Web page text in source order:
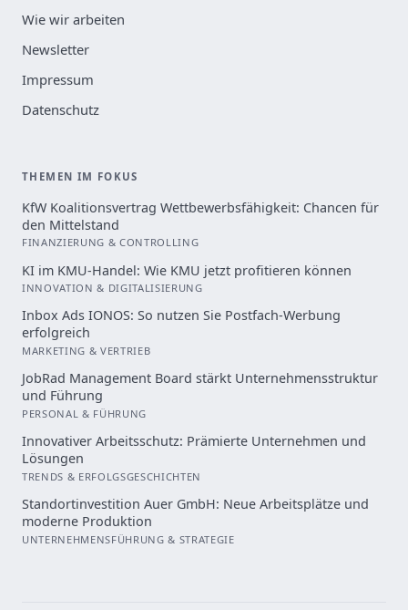
Wie wir arbeiten
Newsletter
Impressum
Datenschutz
THEMEN IM FOKUS
KfW Koalitionsvertrag Wettbewerbsfähigkeit: Chancen für
den Mittelstand
FINANZIERUNG & CONTROLLING
KI im KMU-Handel: Wie KMU jetzt profitieren können
INNOVATION & DIGITALISIERUNG
Inbox Ads IONOS: So nutzen Sie Postfach-Werbung
erfolgreich
MARKETING & VERTRIEB
JobRad Management Board stärkt Unternehmensstruktur
und Führung
PERSONAL & FÜHRUNG
Innovativer Arbeitsschutz: Prämierte Unternehmen und
Lösungen
TRENDS & ERFOLGSGESCHICHTEN
Standortinvestition Auer GmbH: Neue Arbeitsplätze und
moderne Produktion
UNTERNEHMENSFÜHRUNG & STRATEGIE